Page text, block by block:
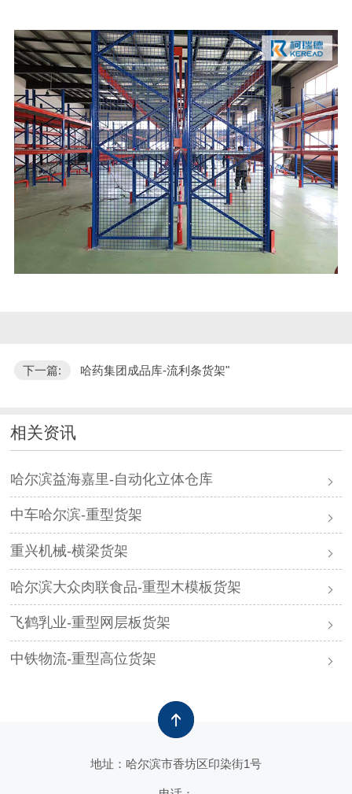
下一篇: 哈药集团成品库-流利条货架"
相关资讯
哈尔滨益海嘉里-自动化立体仓库
中车哈尔滨-重型货架
重兴机械-横梁货架
哈尔滨大众肉联食品-重型木模板货架
飞鹤乳业-重型网层板货架
中铁物流-重型高位货架
地址：哈尔滨市香坊区印染街1号